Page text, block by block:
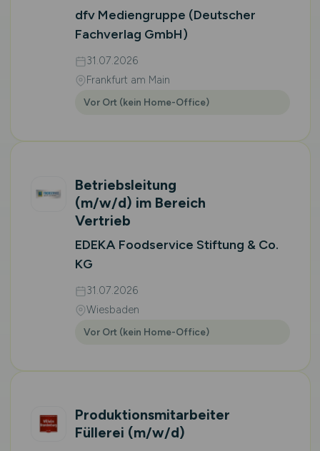
dfv Mediengruppe (Deutscher
Fachverlag GmbH)
31.07.2026
Frankfurt am Main
Vor Ort (kein Home-Office)
Betriebsleitung
(m/w/d) im Bereich
Vertrieb
EDEKA Foodservice Stiftung & Co.
KG
31.07.2026
Wiesbaden
Vor Ort (kein Home-Office)
Produktionsmitarbeiter
Füllerei (m/w/d)